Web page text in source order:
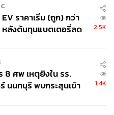
ราคาเริ่ม (ถูก) กว่า
หลังต้นทุนแบตเตอรี่ลด
2.5K
8 ศพ เหตุยิงใน รร.
นนทบุรี พบกระสุนเข้า
1.4K